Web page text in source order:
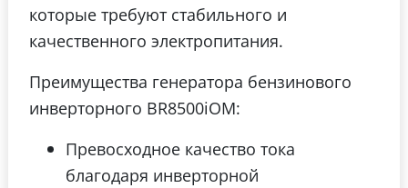
которые требуют стабильного и
качественного электропитания.
Преимущества генератора бензинового
инверторного BR8500iOM:
Превосходное качество тока
благодаря инверторной